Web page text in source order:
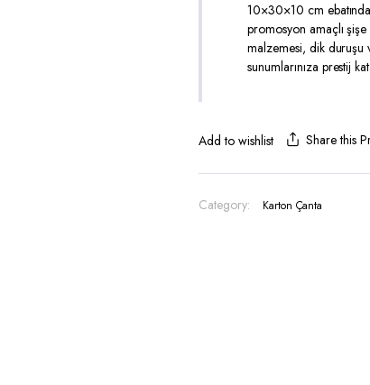
10×30×10 cm
promosyon amaçlı şişe
malzemesi, dik duruşu
sunumlarınıza prestij
Add to wishlist Share this
Category: Karton Çanta